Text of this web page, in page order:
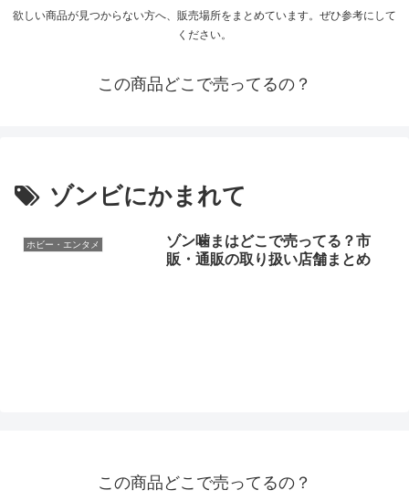
欲しい商品が見つからない方へ、販売場所をまとめています。ぜひ参考にして
ください。
この商品どこで売ってるの？
ゾンビにかまれて
ホビー・エンタメ
ゾン噛まはどこで売ってる？市
販・通販の取り扱い店舗まとめ
この商品どこで売ってるの？